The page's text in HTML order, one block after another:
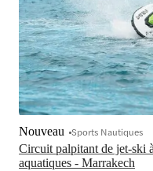
Circuit palpitant de jet-ski
aquatiques - Marrakech
Nouveau Sports Nautiques